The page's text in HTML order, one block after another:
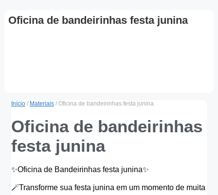
Oficina de bandeirinhas festa junina
Início / Materiais / Oficina de bandeirinhas festa junina
Oficina de bandeirinhas
festa junina
✨️Oficina de Bandeirinhas festa junina✨️
🪄Transforme sua festa junina em um momento de muita